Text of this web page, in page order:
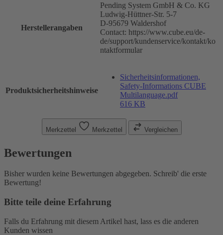
Herstellerangaben
Pending System GmbH & Co. KG
Ludwig-Hüttner-Str. 5-7
D-95679 Waldershof
Contact: https://www.cube.eu/de-
de/support/kundenservice/kontakt/ko
ntaktformular
Produktsicherheitshinweise
Sicherheitsinformationen,
Safety-Informations CUBE
Multilanguage.pdf
616 KB
Merkzettel Merkzettel Vergleichen
Bewertungen
Bisher wurden keine Bewertungen abgegeben. Schreib' die erste
Bewertung!
Bitte teile deine Erfahrung
Falls du Erfahrung mit diesem Artikel hast, lass es die anderen
Kunden wissen